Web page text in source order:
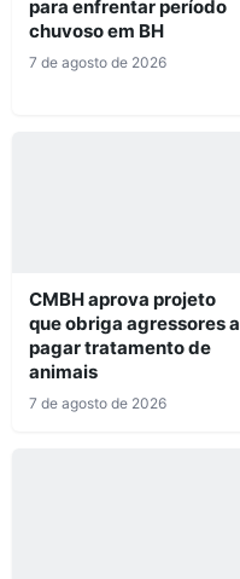
para enfrentar período
chuvoso em BH
7 de agosto de 2026
CMBH aprova projeto
que obriga agressores a
pagar tratamento de
animais
7 de agosto de 2026